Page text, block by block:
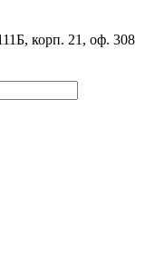
корп. 21, оф. 308